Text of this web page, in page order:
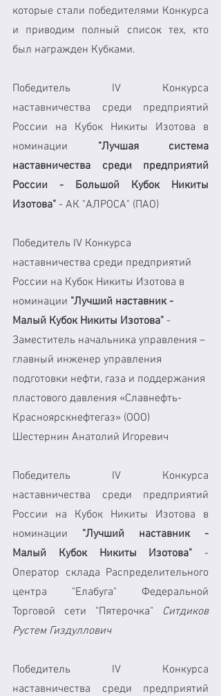
которые стали победителями Конкурса
и приводим полный список тех, кто
был награжден Кубками.
Победитель IV Конкурса
наставничества среди предприятий
России на Кубок Никиты Изотова в
номинации "Лучшая система
наставничества среди предприятий
России - Большой Кубок Никиты
Изотова" - АК "АЛРОСА" (ПАО)
Победитель IV Конкурса
наставничества среди предприятий
России на Кубок Никиты Изотова в
номинации "Лучший наставник -
Малый Кубок Никиты Изотова" -
Заместитель начальника управления –
главный инженер управления
подготовки нефти, газа и поддержания
пластового давления «Славнефть-
Красноярскнефтегаз» (ООО)
Шестернин Анатолий Игоревич
Победитель IV Конкурса
наставничества среди предприятий
России на Кубок Никиты Изотова в
номинации "Лучший наставник -
Малый Кубок Никиты Изотова" -
Оператор склада Распределительного
центра "Елабуга" Федеральной
Торговой сети "Пятерочка" Ситдиков
Рустем Гиздуллович
Победитель IV Конкурса
наставничества среди предприятий